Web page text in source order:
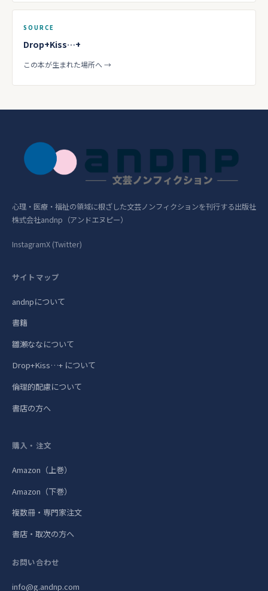
SOURCE
Drop+Kiss…+
この本が生まれた場所へ →
心理・医療・福祉の領域に根ざした文芸ノンフィクションを刊行する出版社
株式会社andnp（アンドエヌピー）
InstagramX (Twitter)
サイトマップ
andnpについて
書籍
雛瀬ななについて
Drop+Kiss…+ について
倫理的配慮について
書店の方へ
購入・注文
Amazon（上巻）
Amazon（下巻）
複数冊・専門家注文
書店・取次の方へ
お問い合わせ
info@g.andnp.com